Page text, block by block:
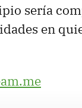
sería
en